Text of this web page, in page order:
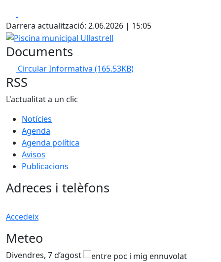
Darrera actualització: 2.06.2026 | 15:05
Piscina municipal Ullastrell
Documents
Circular Informativa (165.53KB)
RSS
L'actualitat a un clic
Notícies
Agenda
Agenda política
Avisos
Publicacions
Adreces i telèfons
Accedeix
Meteo
Divendres, 7 d’agost